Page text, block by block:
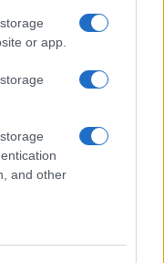
or app.
and other
em agosto de